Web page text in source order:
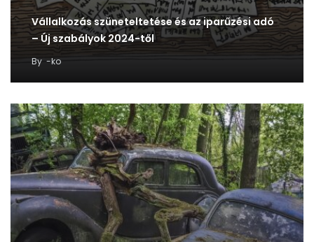
Vállalkozás szüneteltetése és az iparűzési adó
– Új szabályok 2024-től
By -ko